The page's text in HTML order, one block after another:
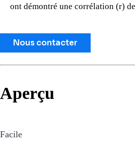
ont démontré une corrélation (r)
Nous contacter
Aperçu
Facile